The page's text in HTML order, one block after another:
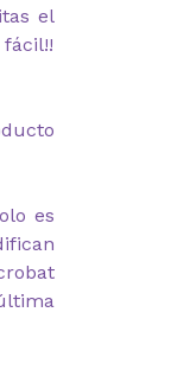
el
fácil!!
es